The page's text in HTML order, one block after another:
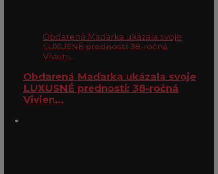
Obdarená Maďarka ukázala svoje
LUXUSNÉ prednosti: 38-ročná
Vivien...
Obdarená Maďarka ukázala svoje
LUXUSNÉ prednosti: 38-ročná
Vivien...